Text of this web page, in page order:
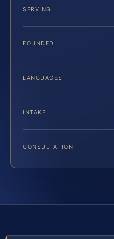
SERVING
FOUNDED
LANGUAGES
INTAKE
CONSULTATION